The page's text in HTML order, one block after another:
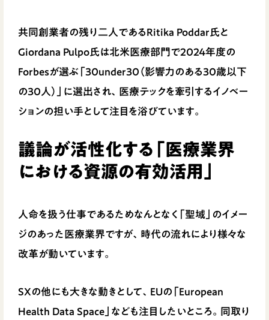
共同創業者の残り二人であるRitika Poddar氏と
Giordana Pulpo氏は北米医療部門で2024年度の
Forbesが選ぶ「30under30（影響力のある30歳以下
の30人）」に選出され、医療テックを牽引するイノベー
ションの担い手として注目を浴びています。
議論が活性化する「医療業界
における資源の有効活用」
人命を扱う仕事であるためなんとなく「聖域」のイメー
ジのあった医療業界ですが、時代の流れにより様々な
改革が動いています。
SXの他にも大きな動きとして、EUの「European
Health Data Space」なども注目したいところ。同取り